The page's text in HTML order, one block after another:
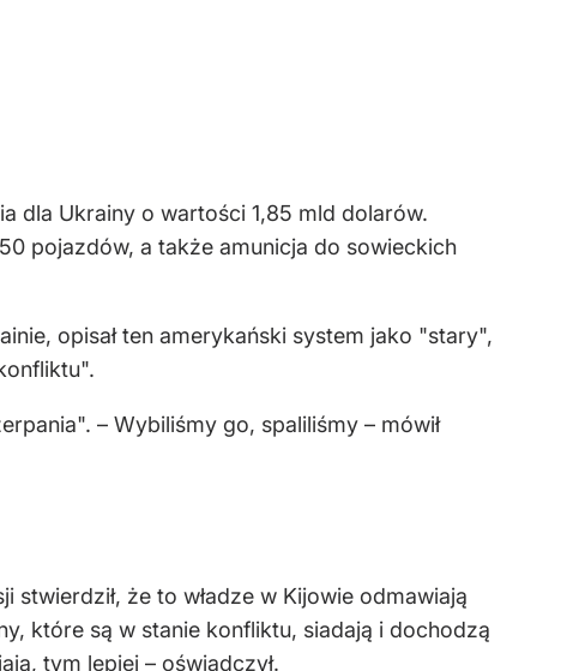
dla Ukrainy o wartości 1,85 mld dolarów.
pojazdów, a także amunicja do sowieckich
opisał ten amerykański system jako "stary",
– Wybiliśmy go, spaliliśmy – mówił
stwierdził, że to władze w Kijowie odmawiają
które są w stanie konfliktu, siadają i dochodzą
tym lepiej – oświadczył.